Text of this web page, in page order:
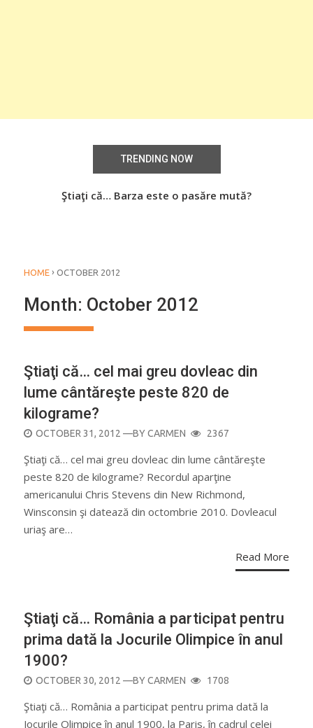
TRENDING NOW
Ştiaţi că… Barza este o pasăre mută?
HOME › OCTOBER 2012
Month: October 2012
Ştiaţi că… cel mai greu dovleac din
lume cântăreşte peste 820 de
kilograme?
POSTED
OCTOBER 31, 2012 —BYCARMEN 2367
Ştiaţi că… cel mai greu dovleac din lume cântăreşte
peste 820 de kilograme? Recordul aparţine
americanului Chris Stevens din New Richmond,
Winsconsin şi datează din octombrie 2010. Dovleacul
uriaş are…
Read More
Ştiaţi că… România a participat pentru
prima dată la Jocurile Olimpice în anul
1900?
POSTED
OCTOBER 30, 2012 —BYCARMEN 1708
Ştiaţi că… România a participat pentru prima dată la
Jocurile Olimpice în anul 1900, la Paris, în cadrul celei